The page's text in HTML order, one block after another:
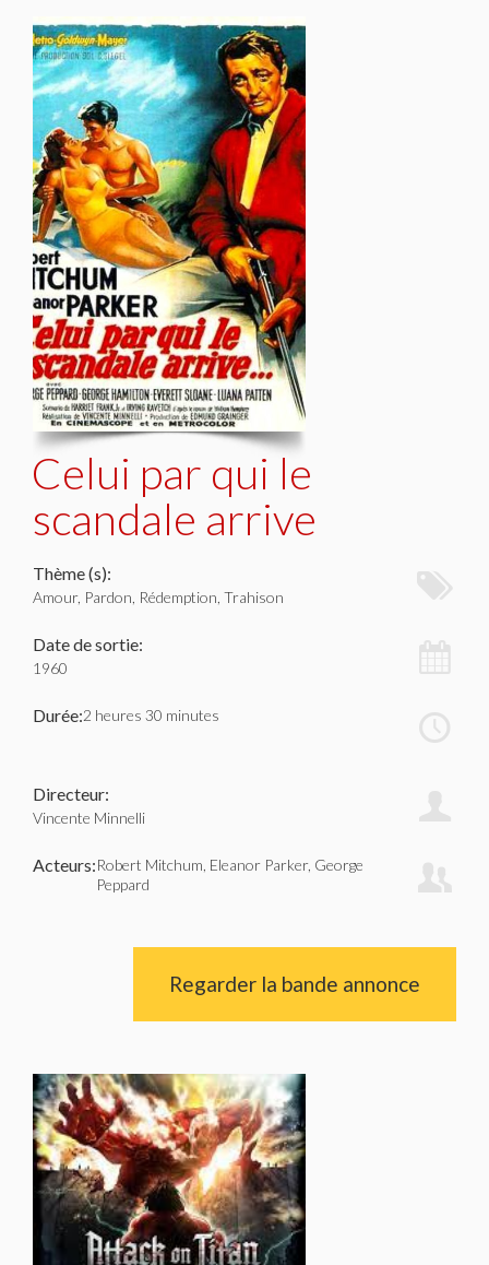
Celui par qui le
scandale arrive
Thème (s):
Amour, Pardon, Rédemption, Trahison
Date de sortie:
1960
Durée:2 heures 30 minutes
Directeur:
Vincente Minnelli
Acteurs:Robert Mitchum, Eleanor Parker, George
Peppard
Regarder la bande annonce